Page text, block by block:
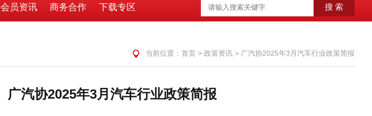
会员资讯 商务合作 下载专区 搜 索
当前位置：首页 >政策资讯 > 广汽协2025年3月汽车行业政策简报
广汽协2025年3月汽车行业政策简报